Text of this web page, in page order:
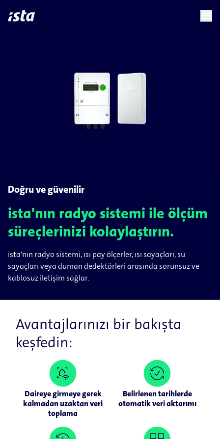
languagechevron_right
Doğru ve güvenilir
ista'nın radyo sistemi ile ölçüm
süreçlerinizi kolaylaştırın.
ista'nın radyo sistemi, ısı pay ölçerler, ısı sayaçları, su
sayaçları veya duman dedektörleri arasında sorunsuz ve
kablosuz iletişim sağlar.
Avantajlarınızı bir bakışta
keşfedin:
Daireye girmeye gerek
kalmadan uzaktan veri
toplama
Belirlenen tarihlerde
otomatik veri aktarımı